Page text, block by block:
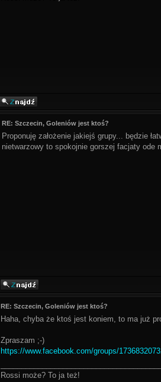
RE: Szczecin, Goleniów jest ktoś?
Proponuję założenie jakiejś grupy... będzie
nietwarzowy to spokojnie gorszej facjaty ode
RE: Szczecin, Goleniów jest ktoś?
Haha, chyba że ktoś jest koniem, to ma już
Zpraszam ;-)
https://www.facebook.com/groups/
Rossi może? To ja też!